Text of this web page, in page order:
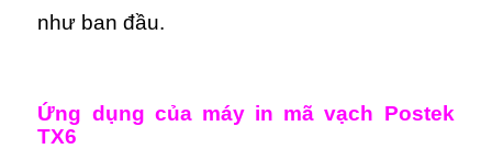
như ban đầu.
Ứng dụng của máy in mã vạch Postek
TX6